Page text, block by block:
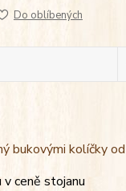
Do oblíbených
bukovými kolíčky
ceně stojanu